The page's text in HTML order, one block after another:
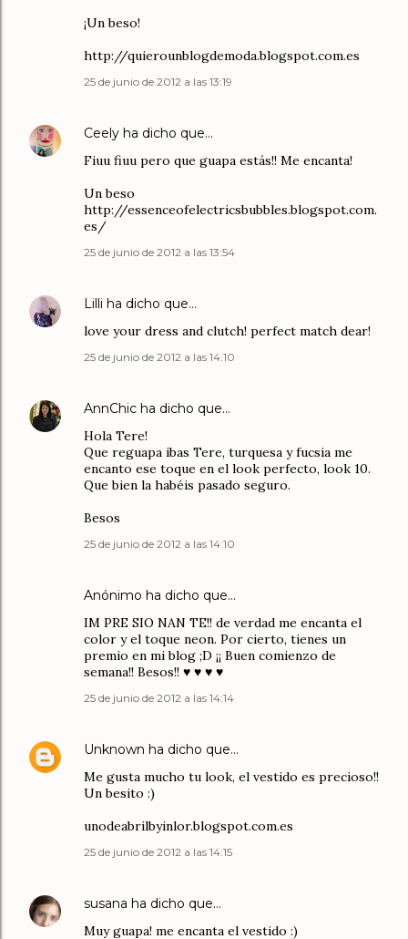
¡Un beso!
http://quierounblogdemoda.blogspot.com.es
25 de junio de 2012 a las 13:19
Ceely ha dicho que…
Fiuu fiuu pero que guapa estás!! Me encanta!
Un beso
http://essenceofelectricsbubbles.blogspot.com.
es/
25 de junio de 2012 a las 13:54
Lilli ha dicho que…
love your dress and clutch! perfect match dear!
25 de junio de 2012 a las 14:10
AnnChic ha dicho que…
Hola Tere!
Que reguapa ibas Tere, turquesa y fucsia me
encanto ese toque en el look perfecto, look 10.
Que bien la habéis pasado seguro.
Besos
25 de junio de 2012 a las 14:10
Anónimo ha dicho que…
IM PRE SIO NAN TE!! de verdad me encanta el
color y el toque neon. Por cierto, tienes un
premio en mi blog ;D ¡¡ Buen comienzo de
semana!! Besos!! ♥ ♥ ♥ ♥
25 de junio de 2012 a las 14:14
Unknown ha dicho que…
Me gusta mucho tu look, el vestido es precioso!!
Un besito :)
unodeabrilbyinlor.blogspot.com.es
25 de junio de 2012 a las 14:15
susana ha dicho que…
Muy guapa! me encanta el vestido :)